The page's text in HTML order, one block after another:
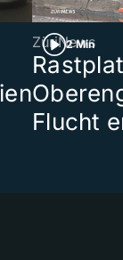
2 Min
ZüriNews
Flucht